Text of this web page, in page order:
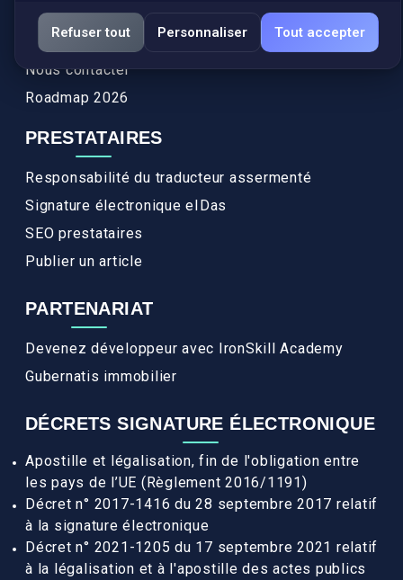
Refuser tout Personnaliser Tout accepter
Services
FAQ
Nous contacter
Roadmap 2026
PRESTATAIRES
Responsabilité du traducteur assermenté
Signature électronique eIDas
SEO prestataires
Publier un article
PARTENARIAT
Devenez développeur avec IronSkill Academy
Gubernatis immobilier
DÉCRETS SIGNATURE ÉLECTRONIQUE
Apostille et légalisation, fin de l'obligation entre
les pays de l’UE (Règlement 2016/1191)
Décret n° 2017-1416 du 28 septembre 2017 relatif
à la signature électronique
Décret n° 2021-1205 du 17 septembre 2021 relatif
à la légalisation et à l'apostille des actes publics